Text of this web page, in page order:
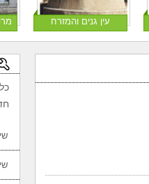
עין גנים והמזרח